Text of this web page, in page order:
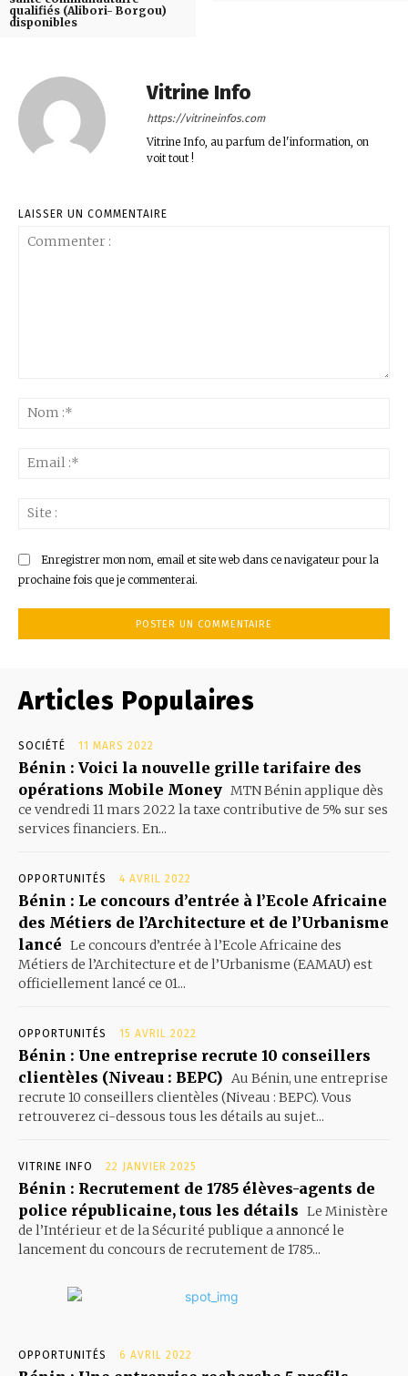
qualifiés (Alibori- Borgou)
disponibles
Vitrine Info
https://vitrineinfos.com
Vitrine Info, au parfum de l'information, on
voit tout !
LAISSER UN COMMENTAIRE
Enregistrer mon nom, email et site web dans ce navigateur pour la
prochaine fois que je commenterai.
Articles Populaires
SOCIÉTÉ 11 MARS 2022
Bénin : Voici la nouvelle grille tarifaire des
opérations Mobile Money MTN Bénin applique dès
ce vendredi 11 mars 2022 la taxe contributive de 5% sur ses
services financiers. En...
OPPORTUNITÉS 4 AVRIL 2022
Bénin : Le concours d’entrée à l’Ecole Africaine
des Métiers de l’Architecture et de l’Urbanisme
lancé Le concours d’entrée à l’Ecole Africaine des
Métiers de l’Architecture et de l’Urbanisme (EAMAU) est
officiellement lancé ce 01...
OPPORTUNITÉS 15 AVRIL 2022
Bénin : Une entreprise recrute 10 conseillers
clientèles (Niveau : BEPC) Au Bénin, une entreprise
recrute 10 conseillers clientèles (Niveau : BEPC). Vous
retrouverez ci-dessous tous les détails au sujet...
VITRINE INFO 22 JANVIER 2025
Bénin : Recrutement de 1785 élèves-agents de
police républicaine, tous les détails Le Ministère
de l’Intérieur et de la Sécurité publique a annoncé le
lancement du concours de recrutement de 1785...
OPPORTUNITÉS 6 AVRIL 2022